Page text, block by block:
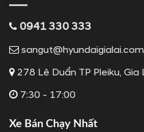
0941 330 333
278 Lê Duẩn TP Pleiku, Gia
7:30 - 17:00
Xe Bán Chạy Nhất